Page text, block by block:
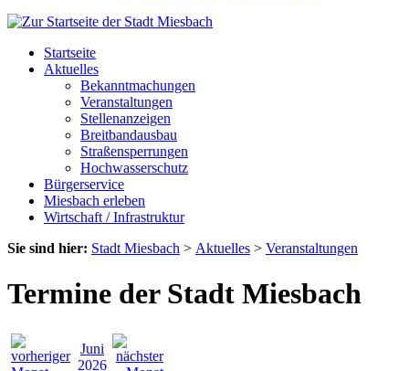
Startseite
Aktuelles
Bekanntmachungen
Veranstaltungen
Stellenanzeigen
Breitbandausbau
Straßensperrungen
Hochwasserschutz
Bürgerservice
Miesbach erleben
Wirtschaft / Infrastruktur
Sie sind hier: Stadt Miesbach > Aktuelles > Veranstaltungen
Termine der Stadt Miesbach
Juni
2026